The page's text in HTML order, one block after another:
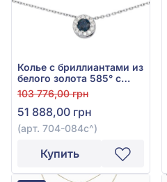
Колье с бриллиантами из
белого золота 585° с
синим сапфиром 0,29ct
и бриллиантом 0,13ct,
арт. 704-084с
103 776,00 грн
51 888,00 грн
(арт. 704-084с^)
Купить